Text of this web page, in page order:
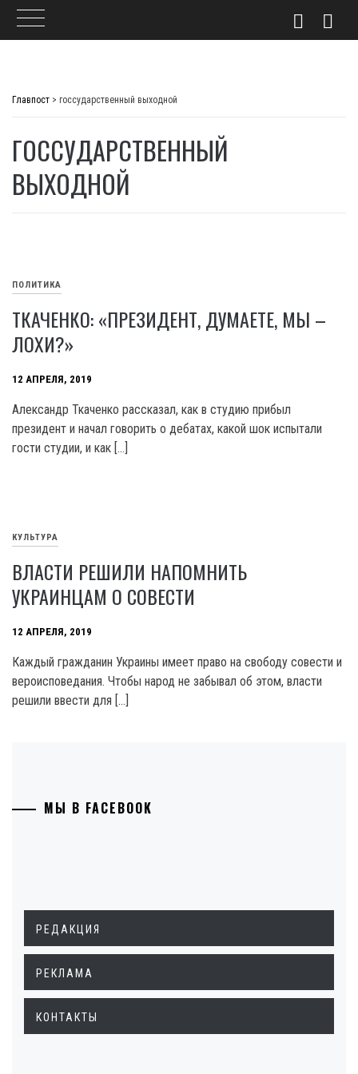
Главпост > госсударственный выходной
ГОССУДАРСТВЕННЫЙ
ВЫХОДНОЙ
ПОЛИТИКА
ТКАЧЕНКО: «ПРЕЗИДЕНТ, ДУМАЕТЕ, МЫ –
ЛОХИ?»
12 АПРЕЛЯ, 2019
Александр Ткаченко рассказал, как в студию прибыл
президент и начал говорить о дебатах, какой шок испытали
гости студии, и как […]
КУЛЬТУРА
ВЛАСТИ РЕШИЛИ НАПОМНИТЬ
УКРАИНЦАМ О СОВЕСТИ
12 АПРЕЛЯ, 2019
Каждый гражданин Украины имеет право на свободу совести и
вероисповедания. Чтобы народ не забывал об этом, власти
решили ввести для […]
МЫ В FACEBOOK
РЕДАКЦИЯ
РЕКЛАМА
КОНТАКТЫ